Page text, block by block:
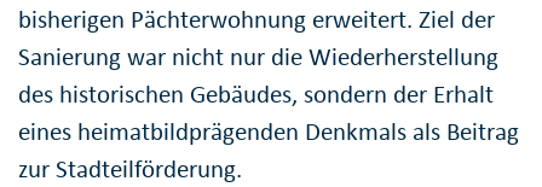
bisherigen Pächterwohnung erweitert. Ziel der
Sanierung war nicht nur die Wiederherstellung
des historischen Gebäudes, sondern der Erhalt
eines heimatbildprägenden Denkmals als Beitrag
zur Stadteilförderung.